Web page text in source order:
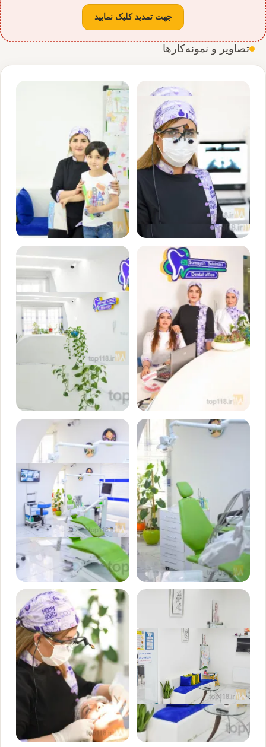
جهت تمدید کلیک نمایید
تصاویر و نمونه‌کارها